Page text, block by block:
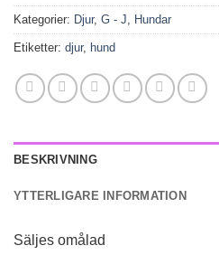
Kategorier: Djur, G - J, Hundar
Etiketter: djur, hund
BESKRIVNING
YTTERLIGARE INFORMATION
Säljes omålad